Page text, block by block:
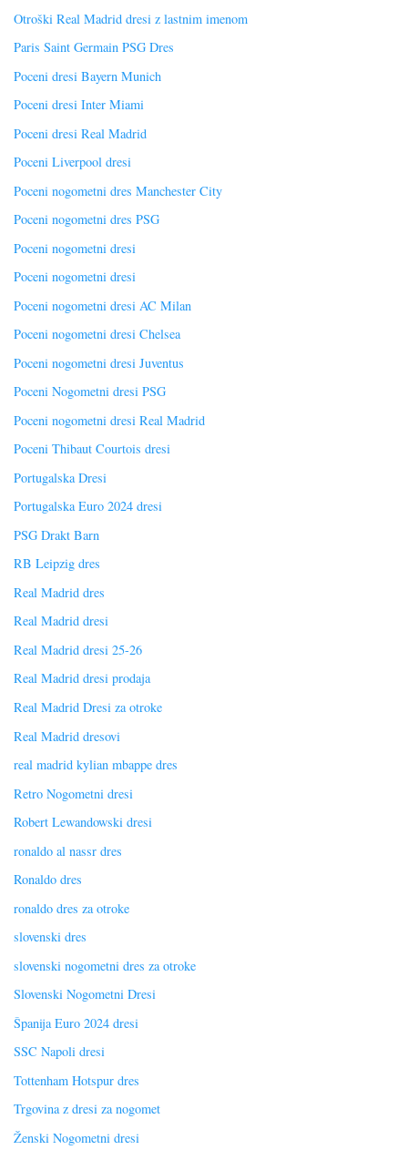
Otroški Real Madrid dresi z lastnim imenom
Paris Saint Germain PSG Dres
Poceni dresi Bayern Munich
Poceni dresi Inter Miami
Poceni dresi Real Madrid
Poceni Liverpool dresi
Poceni nogometni dres Manchester City
Poceni nogometni dres PSG
Poceni nogometni dresi
Poceni nogometni dresi
Poceni nogometni dresi AC Milan
Poceni nogometni dresi Chelsea
Poceni nogometni dresi Juventus
Poceni Nogometni dresi PSG
Poceni nogometni dresi Real Madrid
Poceni Thibaut Courtois dresi
Portugalska Dresi
Portugalska Euro 2024 dresi
PSG Drakt Barn
RB Leipzig dres
Real Madrid dres
Real Madrid dresi
Real Madrid dresi 25-26
Real Madrid dresi prodaja
Real Madrid Dresi za otroke
Real Madrid dresovi
real madrid kylian mbappe dres
Retro Nogometni dresi
Robert Lewandowski dresi
ronaldo al nassr dres
Ronaldo dres
ronaldo dres za otroke
slovenski dres
slovenski nogometni dres za otroke
Slovenski Nogometni Dresi
Španija Euro 2024 dresi
SSC Napoli dresi
Tottenham Hotspur dres
Trgovina z dresi za nogomet
Ženski Nogometni dresi